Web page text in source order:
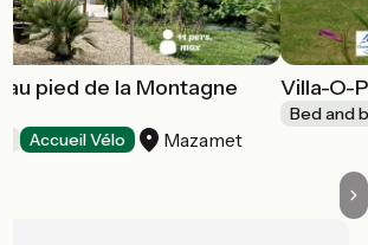
au pied de la Montagne
Accueil Vélo Mazamet
Villa-O-
Bed and